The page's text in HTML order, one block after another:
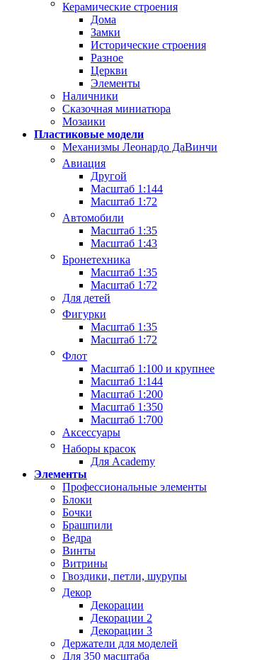
Керамические строения
Дома
Замки
Исторические строения
Разное
Церкви
Элементы
Наличники
Сказочная миниатюра
Мозаики
Пластиковые модели
Механизмы Леонардо ДаВинчи
Авиация
Другой
Масштаб 1:144
Масштаб 1:72
Автомобили
Масштаб 1:35
Масштаб 1:43
Бронетехника
Масштаб 1:35
Масштаб 1:72
Для детей
Фигурки
Масштаб 1:35
Масштаб 1:72
Флот
Масштаб 1:100 и крупнее
Масштаб 1:144
Масштаб 1:200
Масштаб 1:350
Масштаб 1:700
Аксессуары
Наборы красок
Для Academy
Элементы
Профессиональные элементы
Блоки
Бочки
Брашпили
Ведра
Винты
Витрины
Гвоздики, петли, шурупы
Декор
Декорации
Декорации 2
Декорации 3
Держатели для моделей
Для 350 масштаба